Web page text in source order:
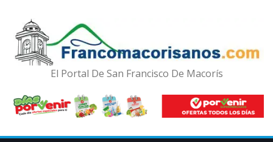
El Portal De San Francisco De Macorís